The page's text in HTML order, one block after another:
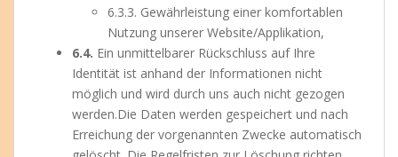
6.3.3. Gewährleistung einer komfortablen
Nutzung unserer Website/Applikation,
6.4. Ein unmittelbarer Rückschluss auf Ihre
Identität ist anhand der Informationen nicht
möglich und wird durch uns auch nicht gezogen
werden.Die Daten werden gespeichert und nach
Erreichung der vorgenannten Zwecke automatisch